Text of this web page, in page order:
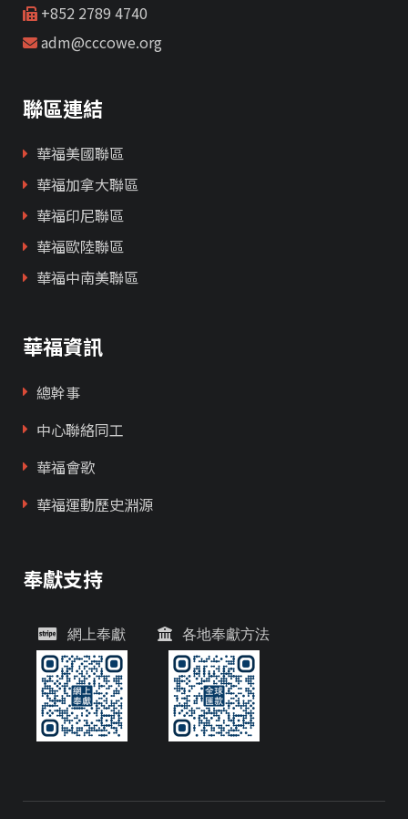
+852 2789 4740
adm@cccowe.org
聯區連結
華福美國聯區
華福加拿大聯區
華福印尼聯區
華福歐陸聯區
華福中南美聯區
華福資訊
總幹事
中心聯絡同工
華福會歌
華福運動歷史淵源
奉獻支持
網上奉獻 各地奉獻方法